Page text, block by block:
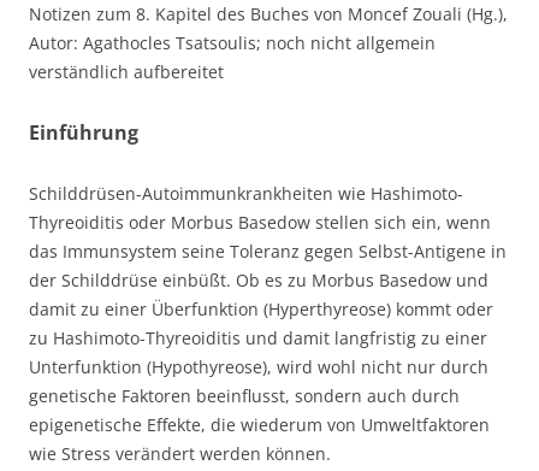
Notizen zum 8. Kapitel des Buches von Moncef Zouali (Hg.),
Autor: Agathocles Tsatsoulis; noch nicht allgemein
verständlich aufbereitet
Einführung
Schilddrüsen-Autoimmunkrankheiten wie Hashimoto-
Thyreoiditis oder Morbus Basedow stellen sich ein, wenn
das Immunsystem seine Toleranz gegen Selbst-Antigene in
der Schilddrüse einbüßt. Ob es zu Morbus Basedow und
damit zu einer Überfunktion (Hyperthyreose) kommt oder
zu Hashimoto-Thyreoiditis und damit langfristig zu einer
Unterfunktion (Hypothyreose), wird wohl nicht nur durch
genetische Faktoren beeinflusst, sondern auch durch
epigenetische Effekte, die wiederum von Umweltfaktoren
wie Stress verändert werden können.